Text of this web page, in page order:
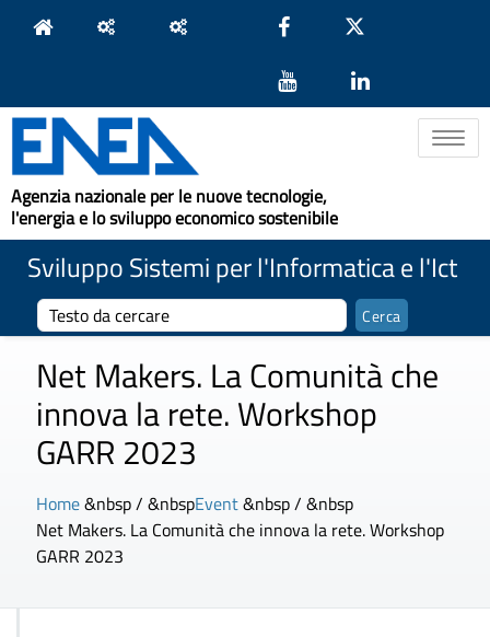
Toggle
Agenzia nazionale per le nuove tecnologie,
l'energia e lo sviluppo economico sostenibile
Sviluppo Sistemi per l'Informatica e l'Ict
Net Makers. La Comunità che
innova la rete. Workshop
GARR 2023
Home&nbsp / &nbspEvent&nbsp / &nbsp
Net Makers. La Comunità che innova la rete. Workshop
GARR 2023